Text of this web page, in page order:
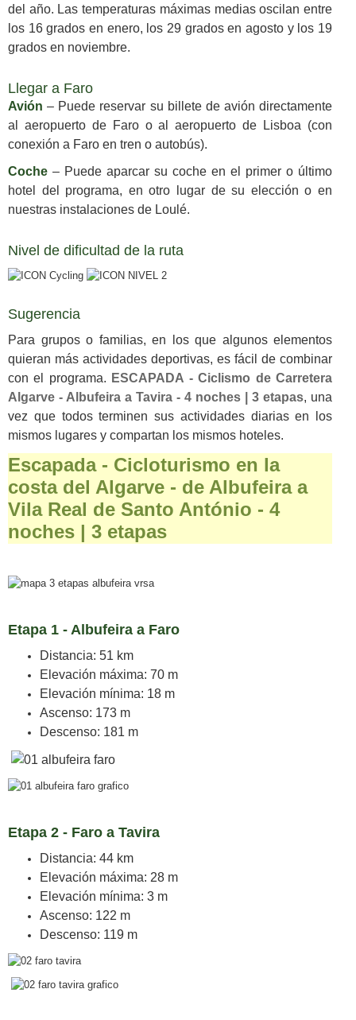
del año. Las temperaturas máximas medias oscilan entre
los 16 grados en enero, los 29 grados en agosto y los 19
grados en noviembre.
Llegar a Faro
Avión – Puede reservar su billete de avión directamente
al aeropuerto de Faro o al aeropuerto de Lisboa (con
conexión a Faro en tren o autobús).
Coche – Puede aparcar su coche en el primer o último
hotel del programa, en otro lugar de su elección o en
nuestras instalaciones de Loulé.
Nivel de dificultad de la ruta
Sugerencia
Para grupos o familias, en los que algunos elementos
quieran más actividades deportivas, es fácil de combinar
con el programa. ESCAPADA - Ciclismo de Carretera
Algarve - Albufeira a Tavira - 4 noches | 3 etapas, una
vez que todos terminen sus actividades diarias en los
mismos lugares y compartan los mismos hoteles.
Escapada - Cicloturismo en la
costa del Algarve - de Albufeira a
Vila Real de Santo António - 4
noches | 3 etapas
Etapa 1 - Albufeira a Faro
Distancia: 51 km
Elevación máxima: 70 m
Elevación mínima: 18 m
Ascenso: 173 m
Descenso: 181 m
Etapa 2 - Faro a Tavira
Distancia: 44 km
Elevación máxima: 28 m
Elevación mínima: 3 m
Ascenso: 122 m
Descenso: 119 m